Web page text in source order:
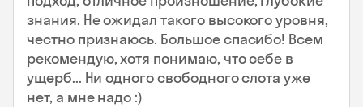
знания. Не ожидал такого высокого уровня,
честно признаюсь. Большое спасибо! Всем
рекомендую, хотя понимаю, что себе в
ущерб... Ни одного свободного слота уже
нет, а мне надо :)